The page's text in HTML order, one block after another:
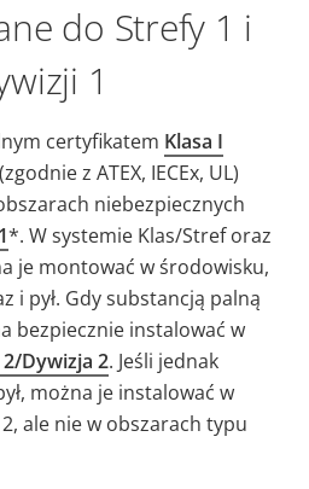
do Strefy 1 i
1
certyfikatem Klasa I
(zgodnie z ATEX, IECEx, UL)
niebezpiecznych
*. W systemie Klas/Stref oraz
je montować w środowisku,
i pył. Gdy substancją palną
bezpiecznie instalować w
Dywizja 2. Jeśli jednak
można je instalować w
ale nie w obszarach typu